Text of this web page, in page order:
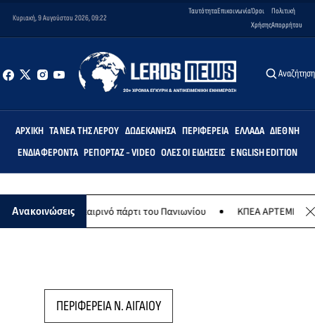
Κυριακή, 9 Αυγούστου 2026, 09:22
ΤαυτότηταΕπικοινωνίαΌροι
Χρήσης
Πολιτική
Απορρήτου
Αναζήτηση
ΑΡΧΙΚΉ ΤΑ ΝΈΑ ΤΗΣ ΛΈΡΟΥ ΔΩΔΕΚΆΝΗΣΑ ΠΕΡΙΦΈΡΕΙΑ ΕΛΛΆΔΑ ΔΙΕΘΝΉ
ΕΝΔΙΑΦΈΡΟΝΤΑ ΡΕΠΟΡΤΆΖ - VIDEO ΌΛΕΣ ΟΙ ΕΙΔΉΣΕΙΣ ENGLISH EDITION
Ανακοινώσεις
το καλοκαιρινό πάρτι του Πανιωνίου ΚΠΕΑ ΑΡΤΕΜΙΣ: Το
ΠΕΡΙΦΕΡΕΙΑ Ν. ΑΙΓΑΙΟΥ